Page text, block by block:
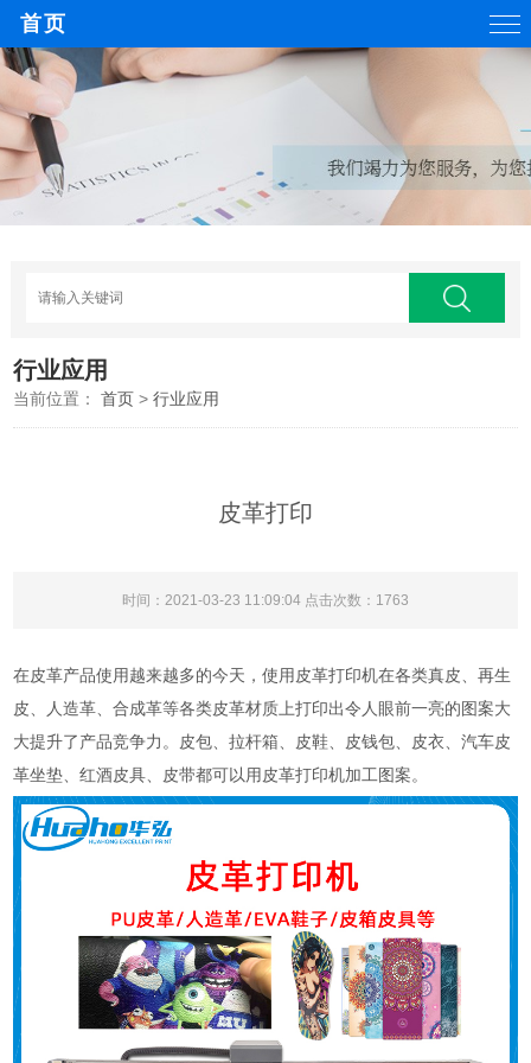
首页
行业应用
当前位置：首页 >行业应用
皮革打印
时间：2021-03-23 11:09:04 点击次数： 1763
在皮革产品使用越来越多的今天，使用皮革打印机在各类真皮、再生
皮、人造革、合成革等各类皮革材质上打印出令人眼前一亮的图案大
大提升了产品竞争力。皮包、拉杆箱、皮鞋、皮钱包、皮衣、汽车皮
革坐垫、红酒皮具、皮带都可以用皮革打印机加工图案。